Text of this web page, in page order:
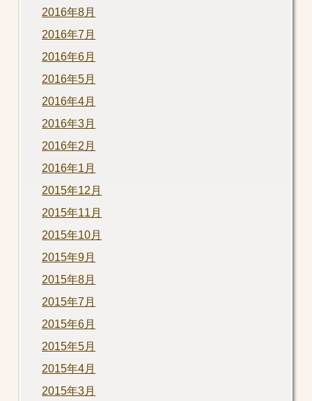
2016年8月
2016年7月
2016年6月
2016年5月
2016年4月
2016年3月
2016年2月
2016年1月
2015年12月
2015年11月
2015年10月
2015年9月
2015年8月
2015年7月
2015年6月
2015年5月
2015年4月
2015年3月